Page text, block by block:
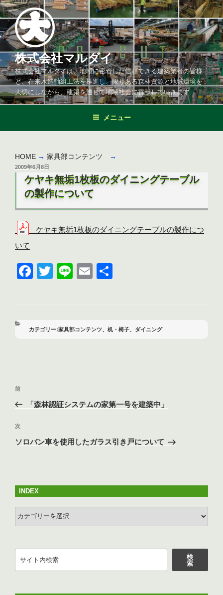
コ
ン
テ
ン
ツ
へ
ス
キ
ッ
株式会社マルダイ
株式会社マルダイは、地域に密着した信頼できる建築業者の皆様
と、在来木造軸組工法を推進し、限りある森林資源と地域環境を
大切にしながら、建築を通じて地域社会に貢献していきます
メニュー
HOME → 家具部コンテンツ →
投
2009年6月8日
ケヤキ無垢1枚板のダイニングテーブル
の製作について
ケヤキ無垢1枚板のダイニングテーブルの製作につ
いて
F
b
T
Li
E
カ
家具部コンテンツ、 机・椅子、 ダイニング
投
ナ
ビ
ゲ
ン
前
の
稿
前
「森林認証システムの家第一号を建築中」
次
の
次
ソロバン車を使用したガラス引き戸について
INDEX
INDEX
検
索